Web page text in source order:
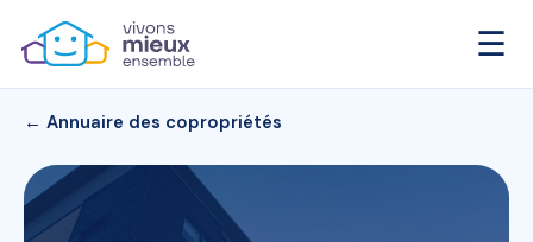
☰
← Annuaire des copropriétés